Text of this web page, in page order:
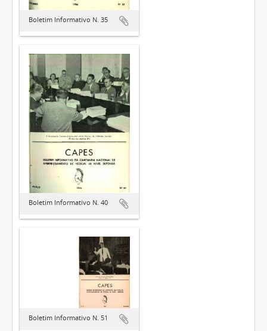
Boletim Informativo N. 35
Boletim Informativo N. 40
Boletim Informativo N. 51